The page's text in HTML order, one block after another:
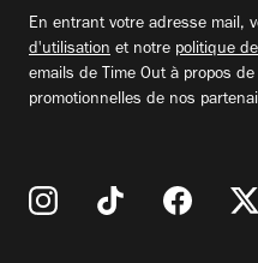
En entrant votre adresse mail,
d'utilisation et notre politique
emails de Time Out à propos
promotionnelles de nos